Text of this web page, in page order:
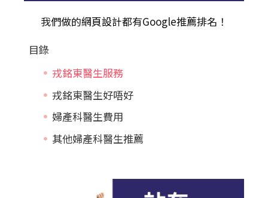
我們做的網頁設計都有Google推薦排名！
目錄
戎銘東醫生服務
戎銘東醫生好唔好
婦產科醫生費用
其他婦產科醫生推薦